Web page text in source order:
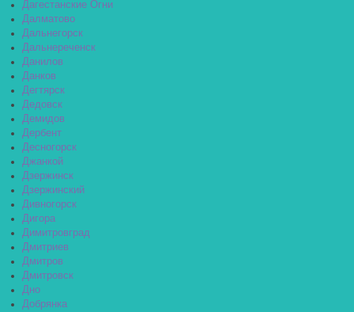
Дагестанские Огни
Далматово
Дальнегорск
Дальнереченск
Данилов
Данков
Дегтярск
Дедовск
Демидов
Дербент
Десногорск
Джанкой
Дзержинск
Дзержинский
Дивногорск
Дигора
Димитровград
Дмитриев
Дмитров
Дмитровск
Дно
Добрянка